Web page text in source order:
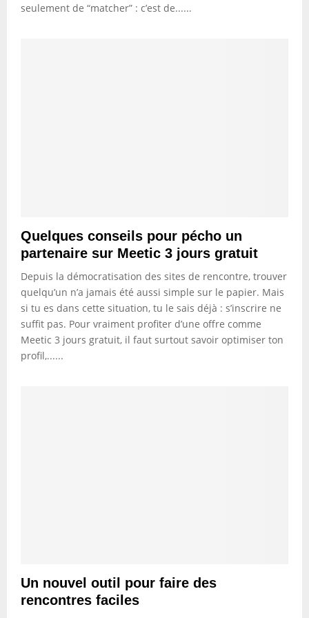
seulement de “matcher” : c’est de......
Quelques conseils pour pécho un
partenaire sur Meetic 3 jours gratuit
Depuis la démocratisation des sites de rencontre, trouver
quelqu’un n’a jamais été aussi simple sur le papier. Mais
si tu es dans cette situation, tu le sais déjà : s’inscrire ne
suffit pas. Pour vraiment profiter d’une offre comme
Meetic 3 jours gratuit, il faut surtout savoir optimiser ton
profil,......
Un nouvel outil pour faire des
rencontres faciles